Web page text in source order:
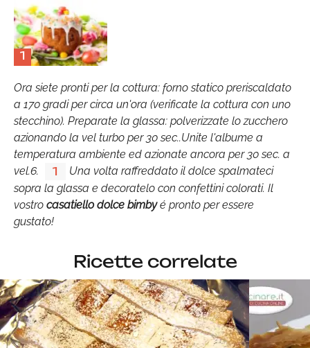
1
Ora siete pronti per la cottura: forno statico preriscaldato
a 170 gradi per circa un'ora (verificate la cottura con uno
stecchino). Preparate la glassa: polverizzate lo zucchero
azionando la vel turbo per 30 sec..Unite l'albume a
temperatura ambiente ed azionate ancora per 30 sec. a
vel.6.
1
Una volta raffreddato il dolce spalmateci
sopra la glassa e decoratelo con confettini colorati. Il
vostro casatiello dolce bimbyé pronto per essere
gustato!
Ricette correlate